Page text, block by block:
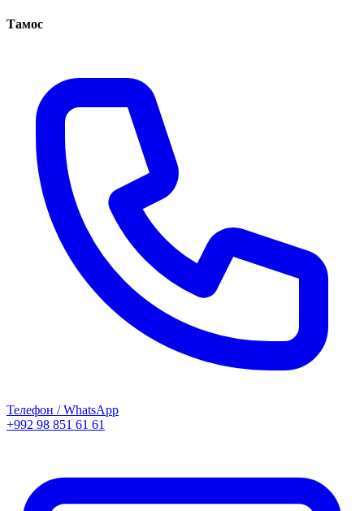
Тамос
Телефон / WhatsApp
+992 98 851 61 61